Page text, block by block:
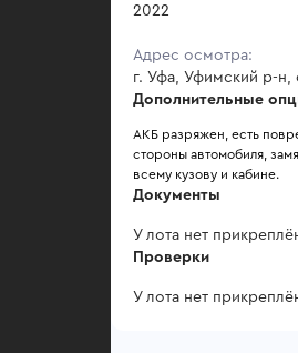
2022
Адрес осмотра:
г. Уфа, Уфимский р-н,
Дополнительные
АКБ разряжен, есть
стороны автомобиля,
всему кузову и кабине.
Документы
У лота нет
Проверки
У лота нет